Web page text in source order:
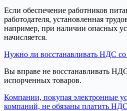
Если обеспечение работников
работодателя, установленная
например, при наличии опасных
начисляется.
Нужно ли восстанавливать НДС
Вы вправе не восстанавливать
испорченных товаров.
Компании, покупая электронные
компаний, не обязаны платить